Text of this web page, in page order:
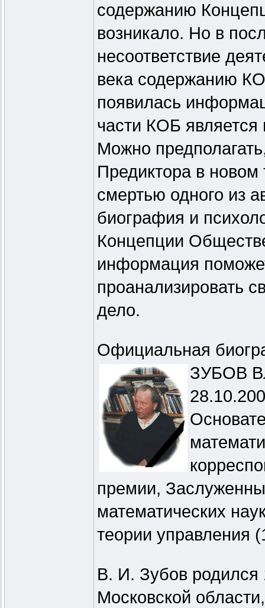
содержанию
возникало. Но в
несоответствие
века содержанию
появилась
части КОБ
Можно
Предиктора в новом
смертью одного из
биография и
Концепции
информация
проанализировать
дело.
Официальная
ЗУБОВ
премии,
математических
теории управления
В. И. Зубов родился
Московской